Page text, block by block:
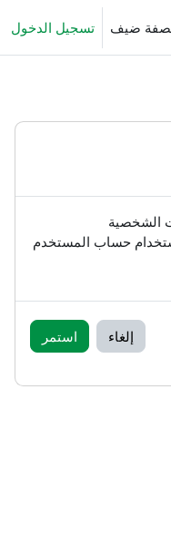
بصفة ضيف تسجيل الدخول
الشخصية
حساب المستخدم
إلغاء استمر